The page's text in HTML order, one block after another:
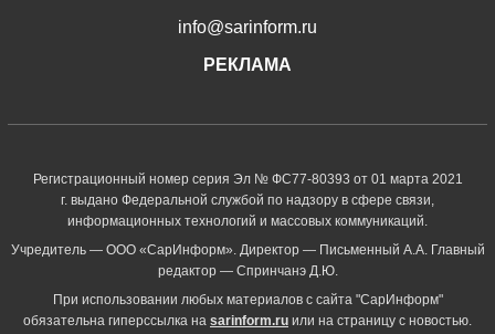
info@sarinform.ru
РЕКЛАМА
Регистрационный номер серия Эл № ФС77-80393 от 01 марта 2021
г. выдано Федеральной службой по надзору в сфере связи,
информационных технологий и массовых коммуникаций.
Учредитель — ООО «СарИнформ». Директор — Письменный А.А. Главный
редактор — Спринчанэ Д.Ю.
При использовании любых материалов с сайта "СарИнформ"
обязательна гиперссылка на sarinform.ru или на страницу с новостью.